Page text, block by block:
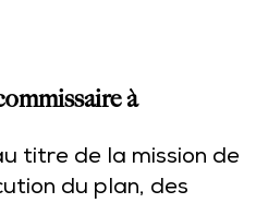
à
titre de la mission de
du plan, des